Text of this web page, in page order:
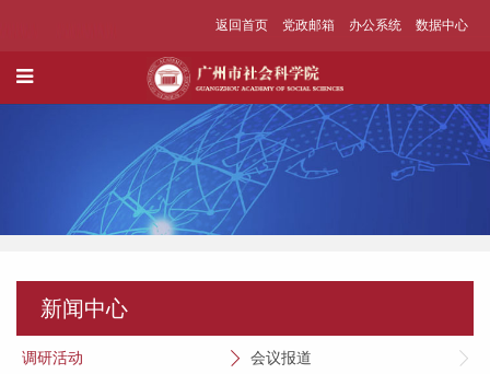
返回首页 党政邮箱 办公系统 数据中心
新闻中心
调研活动 会议报道